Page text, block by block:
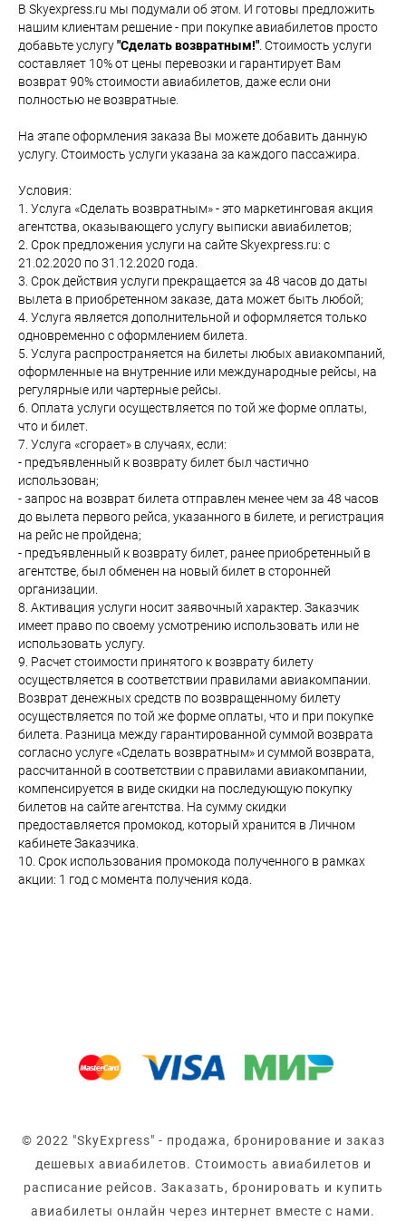
В Skyexpress.ru мы подумали об этом. И готовы предложить
нашим клиентам решение - при покупке авиабилетов просто
добавьте услугу"Сделать возвратным!" . Стоимость услуги
составляет 10% от цены перевозки и гарантирует Вам
возврат 90% стоимости авиабилетов, даже если они
полностью не возвратные.
На этапе оформления заказа Вы можете добавить данную
услугу. Стоимость услуги указана за каждого пассажира.
Условия:
1. Услуга «Сделать возвратным» - это маркетинговая акция
агентства, оказывающего услугу выписки авиабилетов;
2. Срок предложения услуги на сайте Skyexpress.ru: с
21.02.2020 по 31.12.2020 года.
3. Срок действия услуги прекращается за 48 часов до даты
вылета в приобретенном заказе, дата может быть любой;
4. Услуга является дополнительной и оформляется только
одновременно с оформлением билета.
5. Услуга распространяется на билеты любых авиакомпаний,
оформленные на внутренние или международные рейсы, на
регулярные или чартерные рейсы.
6. Оплата услуги осуществляется по той же форме оплаты,
что и билет.
7. Услуга «сгорает» в случаях, если:
- предъявленный к возврату билет был частично
использован;
- запрос на возврат билета отправлен менее чем за 48 часов
до вылета первого рейса, указанного в билете, и регистрация
на рейс не пройдена;
- предъявленный к возврату билет, ранее приобретенный в
агентстве, был обменен на новый билет в сторонней
организации.
8. Активация услуги носит заявочный характер. Заказчик
имеет право по своему усмотрению использовать или не
использовать услугу.
9. Расчет стоимости принятого к возврату билету
осуществляется в соответствии правилами авиакомпании.
Возврат денежных средств по возвращенному билету
осуществляется по той же форме оплаты, что и при покупке
билета. Разница между гарантированной суммой возврата
согласно услуге «Сделать возвратным» и суммой возврата,
рассчитанной в соответствии с правилами авиакомпании,
компенсируется в виде скидки на последующую покупку
билетов на сайте агентства. На сумму скидки
предоставляется промокод, который хранится в Личном
кабинете Заказчика.
10. Срок использования промокода полученного в рамках
акции: 1 год с момента получения кода.
© 2022 "SkyExpress" - продажа, бронирование и заказ
дешевых авиабилетов. Стоимость авиабилетов и
расписание рейсов. Заказать, бронировать и купить
авиабилеты онлайн через интернет вместе с нами.